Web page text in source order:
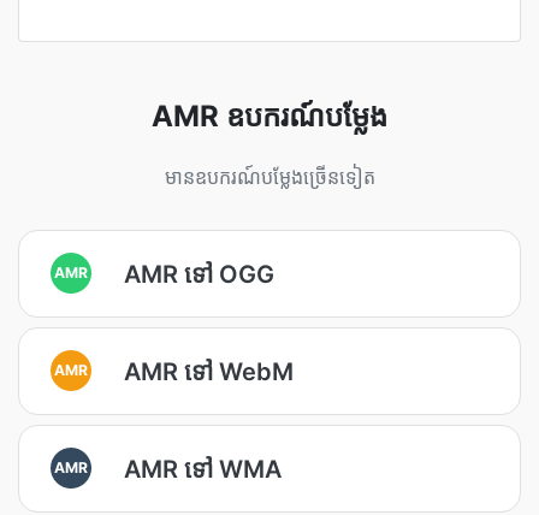
AMR ឧបករណ៍បម្លែង
មានឧបករណ៍បម្លែងច្រើនទៀត
AMR AMR ទៅ OGG
AMR AMR ទៅ WebM
AMR AMR ទៅ WMA